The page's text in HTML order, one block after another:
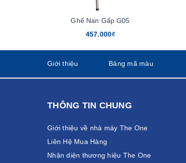
Ghế Nan Gấp G05
457.000₫
Giới thiệu Bảng mã màu
THÔNG TIN CHUNG
Giới thiệu về nhà máy The One
Liên Hệ Mua Hàng
Nhận diện thương hiệu The One